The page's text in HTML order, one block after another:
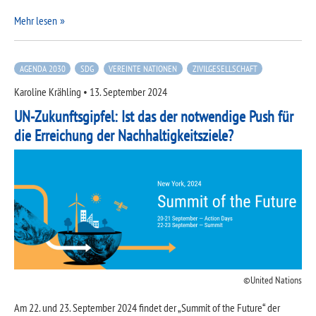
Mehr lesen
AGENDA 2030 SDG VEREINTE NATIONEN ZIVILGESELLSCHAFT
Karoline Krähling • 13. September 2024
UN-Zukunftsgipfel: Ist das der notwendige Push für
die Erreichung der Nachhaltigkeitsziele?
United Nations
Am 22. und 23. September 2024 findet der „Summit of the Future“ der